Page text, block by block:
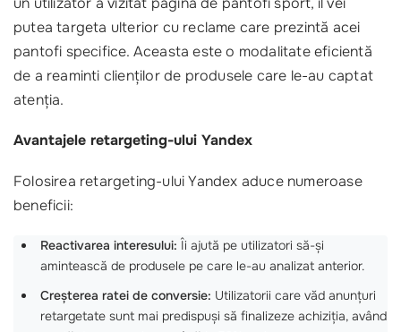
putea targeta ulterior cu reclame care prezintă acei
pantofi specifice. Aceasta este o modalitate eficientă
de a reaminti clienților de produsele care le-au captat
atenția.
Avantajele retargeting-ului Yandex
Folosirea retargeting-ului Yandex aduce numeroase
beneficii:
Reactivarea interesului: Îi ajută pe utilizatori să-și
amintească de produsele pe care le-au analizat anterior.
Creșterea ratei de conversie: Utilizatorii care văd anunțuri
retargetate sunt mai predispuși să finalizeze achiziția, având